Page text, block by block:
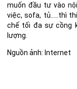
muốn đầu tư vào
việc, sofa, tủ…..thì
chế tối đa sự cồng
lượng.
Nguồn ảnh: Internet